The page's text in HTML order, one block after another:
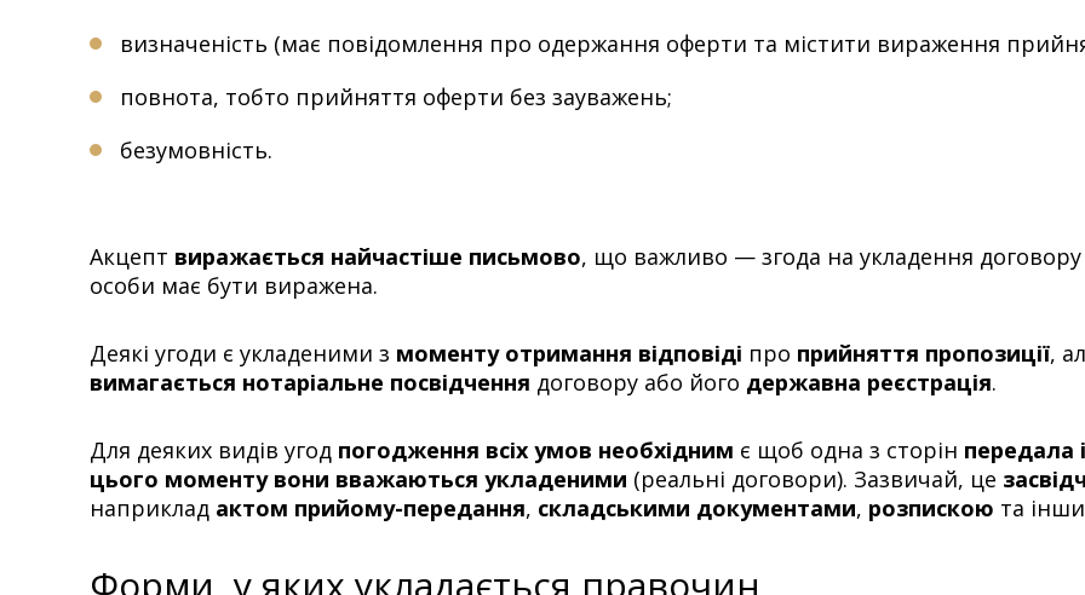
визначеність (має повідомлення про одержання оферти та містити вираження
повнота, тобто прийняття оферти без зауважень;
безумовність.
Акцепт виражається найчастіше письмово, що важливо — згода на укладення
особи має бути виражена.
Деякі угоди є укладеними з моменту отримання відповіді про прийняття пропозиції,
вимагається нотаріальне посвідчення договору або його державна реєстрація.
Для деяких видів угод погодження всіх умов необхідним є щоб одна з сторін передала
цього моменту вони вважаються укладеними (реальні договори). Зазвичай, це
наприклад актом прийому-передання, складськими документами, розпискою та
Форми, у яких укладається правочин